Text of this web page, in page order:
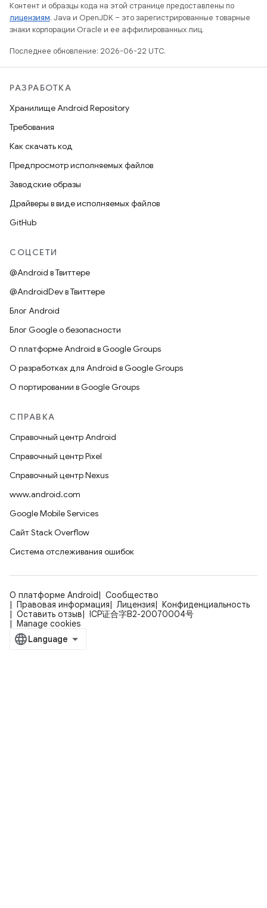
Контент и образцы кода на этой странице предоставлены по
лицензиям. Java и OpenJDK – это зарегистрированные товарные
знаки корпорации Oracle и ее аффилированных лиц.
Последнее обновление: 2026-06-22 UTC.
РАЗРАБОТКА
Хранилище Android Repository
Требования
Как скачать код
Предпросмотр исполняемых файлов
Заводские образы
Драйверы в виде исполняемых файлов
GitHub
СОЦСЕТИ
@Android в Твиттере
@AndroidDev в Твиттере
Блог Android
Блог Google о безопасности
О платформе Android в Google Groups
О разработках для Android в Google Groups
О портировании в Google Groups
СПРАВКА
Справочный центр Android
Справочный центр Pixel
Справочный центр Nexus
www.android.com
Google Mobile Services
Сайт Stack Overflow
Система отслеживания ошибок
О платформе Android
Сообщество
Правовая информация
Лицензия
Конфиденциальность
Оставить отзыв
ICP证合字B2-20070004号
Manage cookies